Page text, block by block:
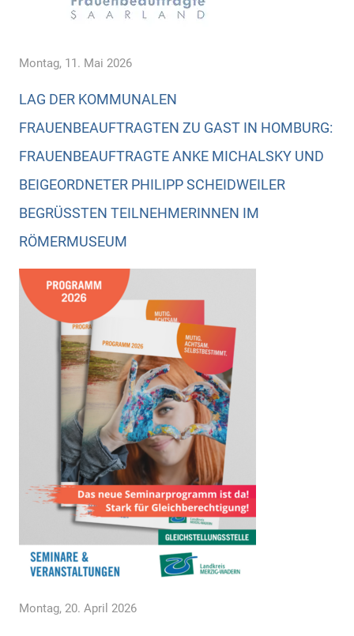
Montag, 11. Mai 2026
LAG DER KOMMUNALEN
FRAUENBEAUFTRAGTEN ZU GAST IN HOMBURG:
FRAUENBEAUFTRAGTE ANKE MICHALSKY UND
BEIGEORDNETER PHILIPP SCHEIDWEILER
BEGRÜSSTEN TEILNEHMERINNEN IM R
ÖMERMUSEUM
Montag, 20. April 2026